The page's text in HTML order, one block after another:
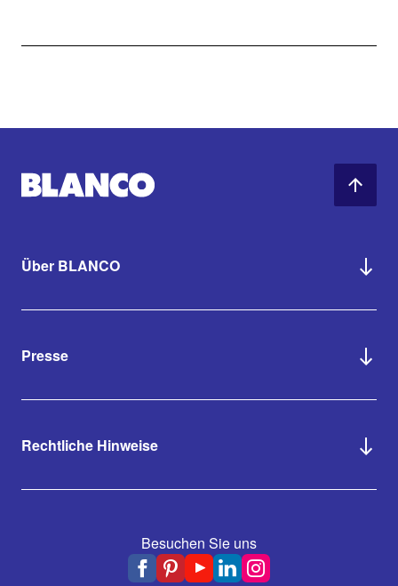
Über BLANCO
Presse
Rechtliche Hinweise
Besuchen Sie uns